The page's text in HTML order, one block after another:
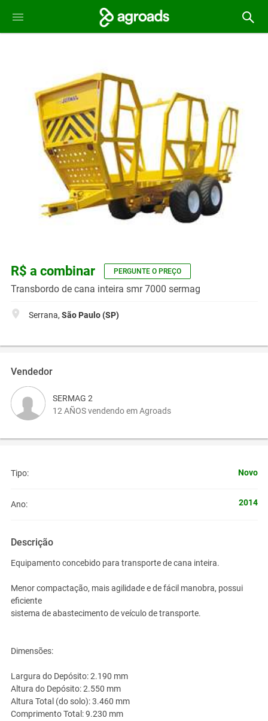
R$ a combinar PERGUNTE O PREÇO
Transbordo de cana inteira smr 7000 sermag
Serrana, São Paulo (SP)
Vendedor
SERMAG 2
12 AÑOS vendendo em Agroads
Tipo: Novo
Ano: 2014
Descrição
Equipamento concebido para transporte de cana inteira.
Menor compactação, mais agilidade e de fácil manobra, possui
eficiente
sistema de abastecimento de veículo de transporte.
Dimensões:
Largura do Depósito: 2.190 mm
Altura do Depósito: 2.550 mm
Altura Total (do solo): 3.460 mm
Comprimento Total: 9.230 mm